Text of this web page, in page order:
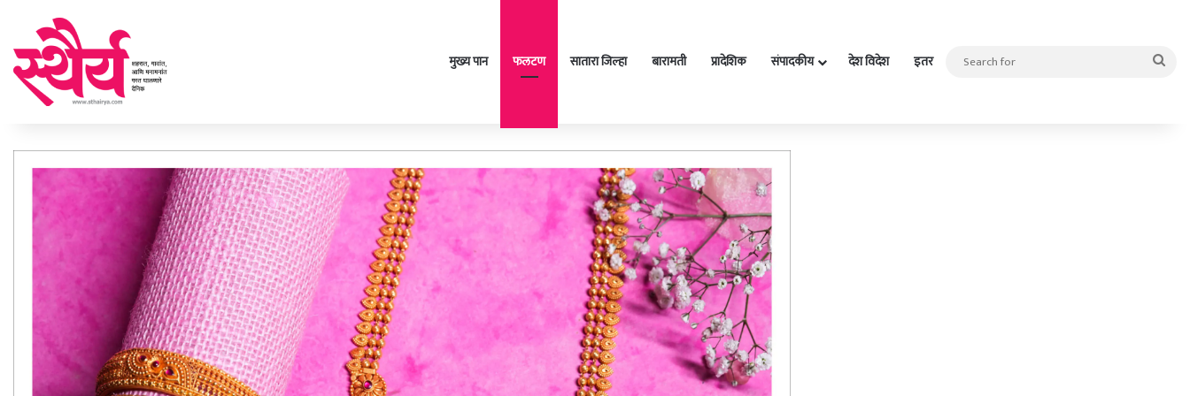
मुख्य पान फलटण सातारा जिल्हा बारामती प्रादेशिक संपादकीय देश विदेश इतर